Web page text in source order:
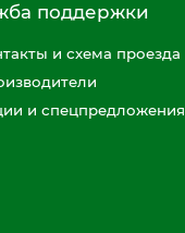
поддержки
и схема проезда
и спецпредложения